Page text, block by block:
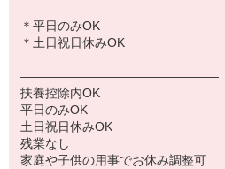
＊平日のみOK
＊土日祝日休みOK
――――――――――――――――
扶養控除内OK
平日のみOK
土日祝日休みOK
残業なし
家庭や子供の用事でお休み調整可